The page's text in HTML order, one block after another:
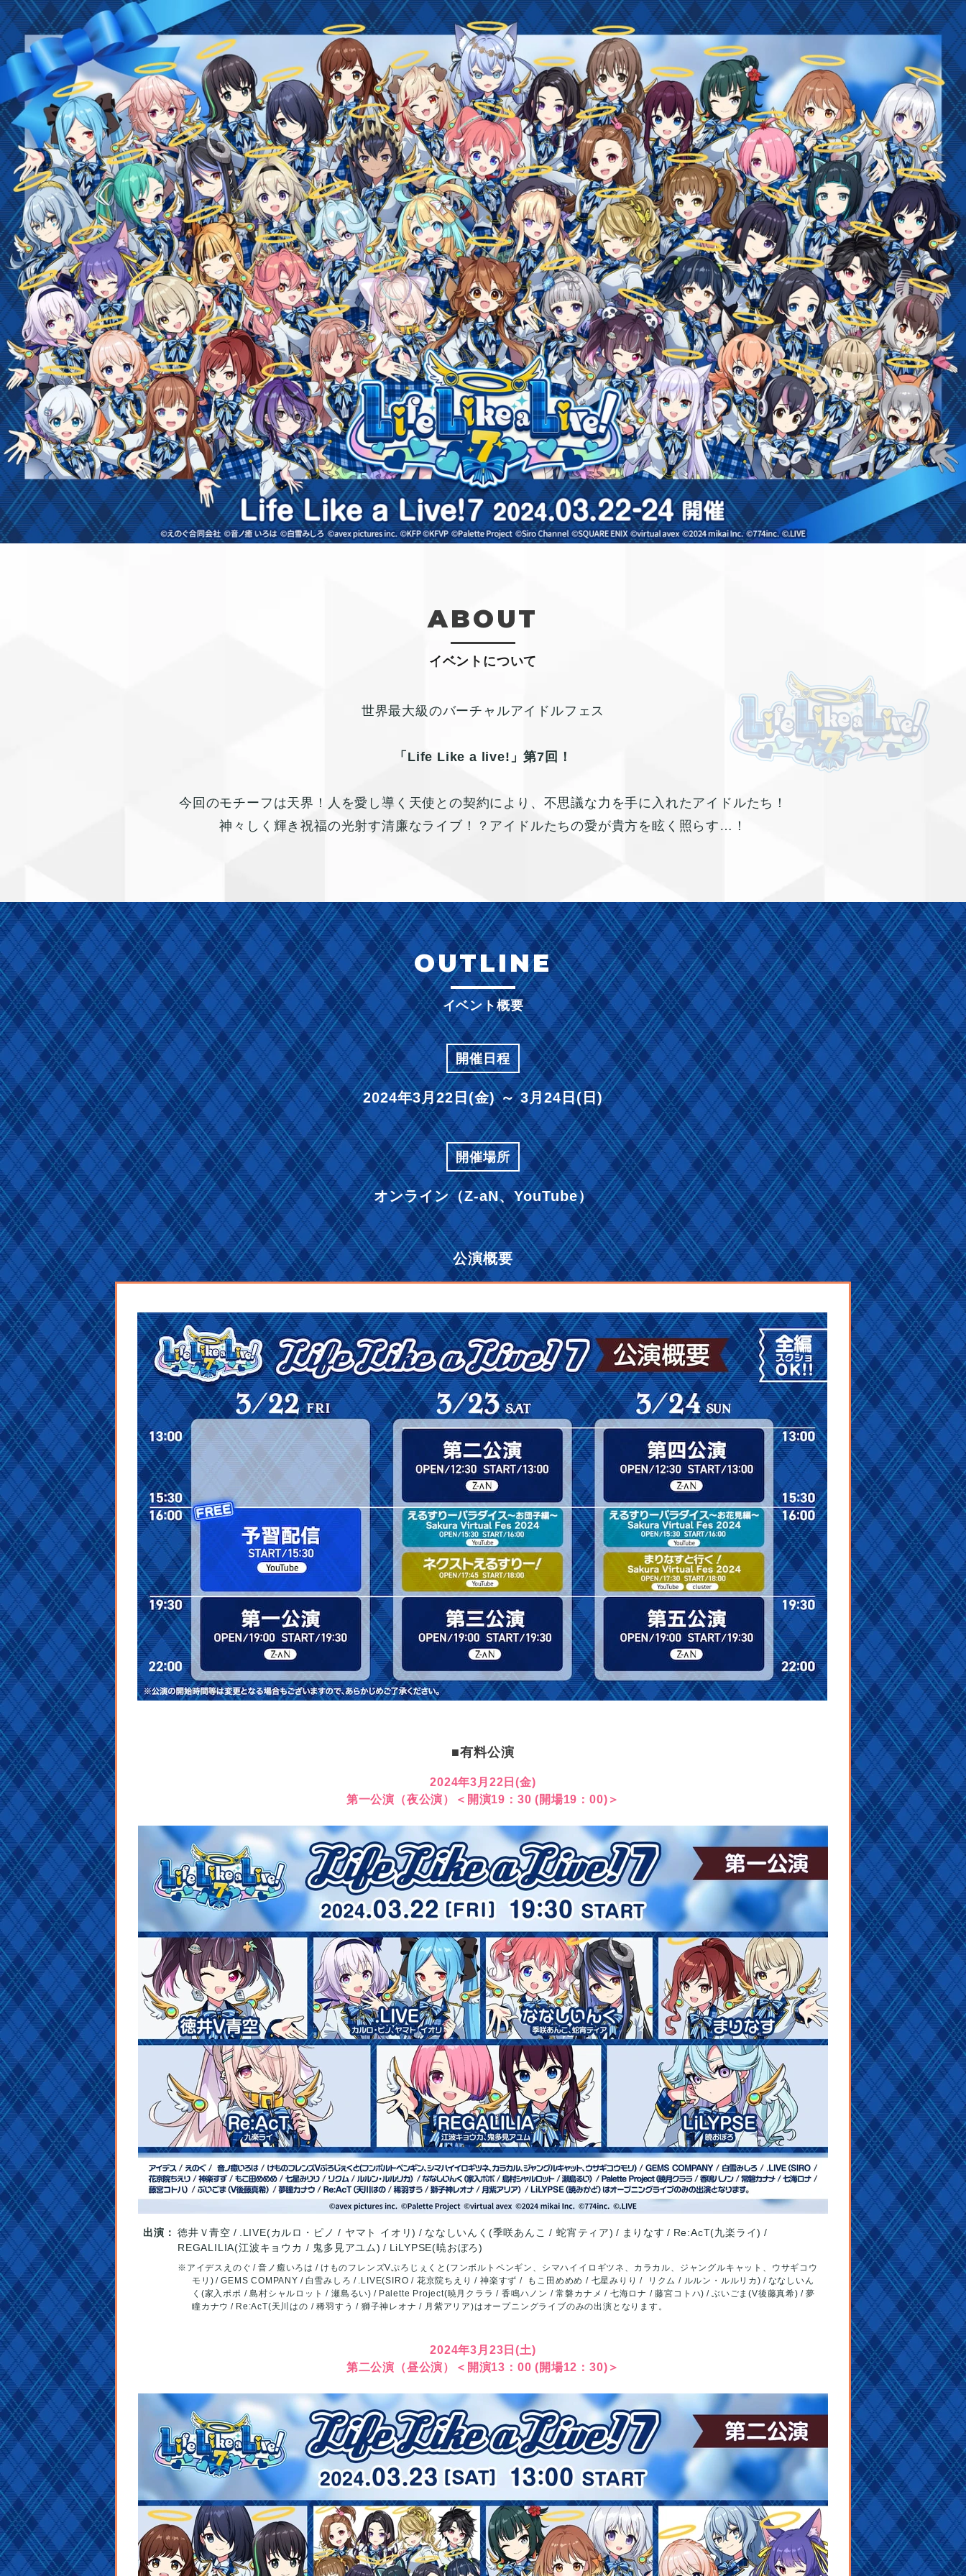
ABOUT
イベントについて
世界最大級のバーチャルアイドルフェス
「Life Like a live!」第7回！​
今回のモチーフは天界！ 人を愛し導く天使との契約により、 不思議な力を手に入れたアイドルたち！
神々しく輝き祝福の光射す清廉なライブ！？ アイドルたちの愛が貴方を眩く照らす…！
OUTLINE
イベント概要
開催日程
2024年3月22日(金) ～ 3月24日(日)
開催場所
オンライン（Z-aN、YouTube）
公演概要
■有料公演​
2024年3月22日(金)
第一公演（夜公演）
＜開演19：30 (開場19：00)＞
出演： 徳井Ｖ青空 .LIVE(カルロ・ピノ / ヤマト イオリ) ななしいんく(季咲あんこ / 蛇宵ティア) まりなす
Re:AcT(九楽ライ)
REGALILIA(江波キョウカ / 鬼多見アユム)
LiLYPSE(暁おぼろ)
※ アイデス えのぐ 音ノ癒いろは
けものフレンズVぷろじぇくと(フンボルトペンギン、シマハイイロギツネ、カラカル、ジャングルキャット、ウサギコウ
モリ)
GEMS COMPANY 白雪みしろ .LIVE(SIRO / 花京院ちえり / 神楽すず / もこ田めめめ / 七星みりり / リクム / ルルン・ルルリカ)
ななしいん
く(家入ポポ / 島村シャルロット / 瀬島るい)
Palette Project(暁月クララ / 香鳴ハノン / 常磐カナメ / 七海ロナ / 藤宮コトハ) ぶいごま(V後藤真希)
夢
瞳カナウ
Re:AcT(天川はの / 稀羽すう / 獅子神レオナ / 月紫アリア)はオープニングライブのみの出演となります。
2024年3月23日(土)
第二公演（昼公演）
＜開演13：00 (開場12：30)＞